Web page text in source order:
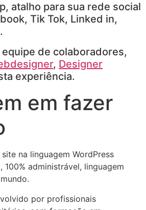
atalho para sua rede social
Tik Tok, Linked in,
de colaboradores,
, Designer
experiência.
em fazer
na linguagem WordPress
100% administrável, linguagem
por profissionais